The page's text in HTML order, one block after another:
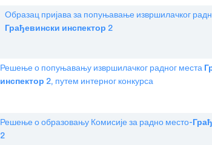
Образац пријава за попуњавање извршилачког
Грађевински инспектор 2
Решење о попуњавању извршилачког радног места
инспектор 2, путем интерног конкурса
Решење о образовању Комисије за радно место-
2